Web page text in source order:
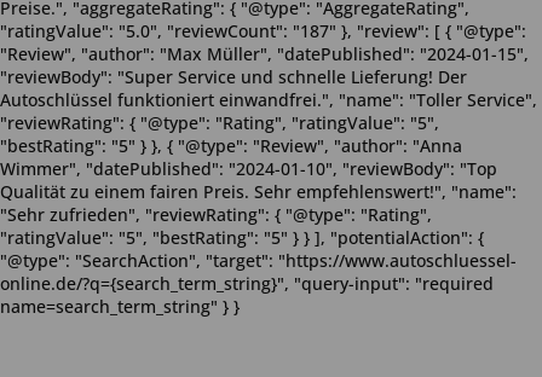
Preise.", "aggregateRating": { "@type": "AggregateRating",
"ratingValue": "5.0", "reviewCount": "187" }, "review": [ { "@type":
"Review", "author": "Max Müller", "datePublished": "2024-01-15",
"reviewBody": "Super Service und schnelle Lieferung! Der
Autoschlüssel funktioniert einwandfrei.", "name": "Toller Service",
"reviewRating": { "@type": "Rating", "ratingValue": "5",
"bestRating": "5" } }, { "@type": "Review", "author": "Anna
Wimmer", "datePublished": "2024-01-10", "reviewBody": "Top
Qualität zu einem fairen Preis. Sehr empfehlenswert!", "name":
"Sehr zufrieden", "reviewRating": { "@type": "Rating",
"ratingValue": "5", "bestRating": "5" } } ], "potentialAction": {
"@type": "SearchAction", "target": "https://www.autoschluessel-
online.de/?q={search_term_string}", "query-input": "required
name=search_term_string" } }